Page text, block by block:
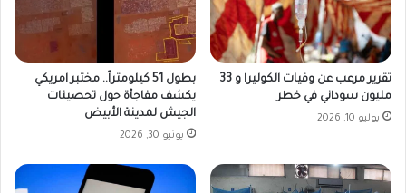
تقرير مرعب عن وفيات الكوليرا و 33
مليون سوداني في خطر
يوليو 10, 2026
بطول 51 كيلومتراً.. مختبر امريكي
يكشف مفاجأة حول تحصينات
الجيش لمدينة الأبيض
يونيو 30, 2026